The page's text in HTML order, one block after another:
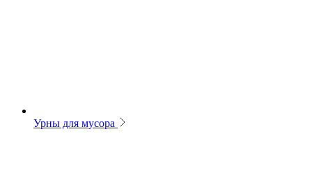
Урны для мусора